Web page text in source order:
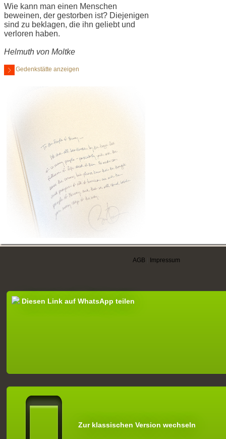
Wie kann man einen Menschen
beweinen, der gestorben ist? Diejenigen
sind zu beklagen, die ihn geliebt und
verloren haben.
Helmuth von Moltke
Gedenkstätte anzeigen
AGB Impressum
Diesen Link auf WhatsApp teilen
Zur klassischen Version wechseln